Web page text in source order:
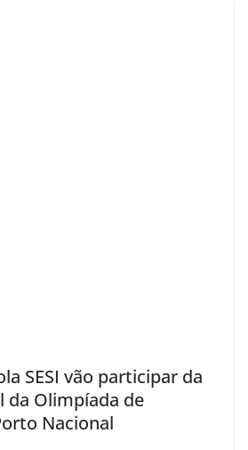
SESI vão participar da
da Olimpíada de
Nacional